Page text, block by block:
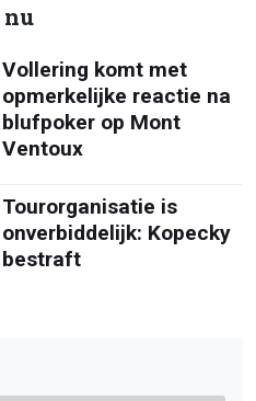
nu
Vollering komt met
opmerkelijke reactie na
blufpoker op Mont
Ventoux
Tourorganisatie is
onverbiddelijk: Kopecky
bestraft